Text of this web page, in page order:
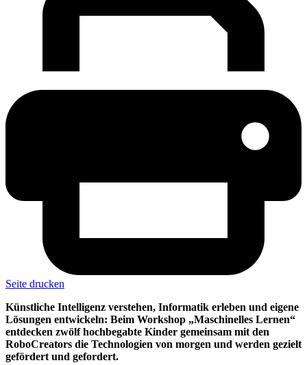
Seite drucken
Künstliche Intelligenz verstehen, Informatik erleben und eigene
Lösungen entwickeln: Beim Workshop „Maschinelles Lernen“
entdecken zwölf hochbegabte Kinder gemeinsam mit den
RoboCreators die Technologien von morgen und werden gezielt
gefördert und gefordert.